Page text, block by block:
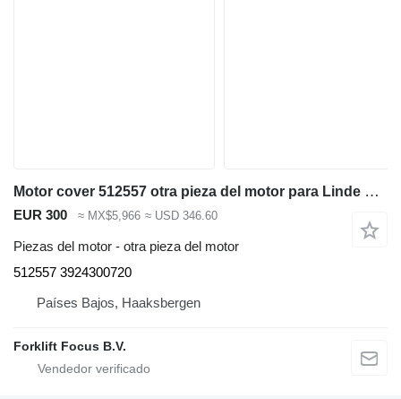
Motor cover 512557 otra pieza del motor para Linde H20-25/35 carretilla de gas
EUR 300 ≈ MX$5,966 ≈ USD 346.60
Piezas del motor - otra pieza del motor
512557 3924300720
Países Bajos, Haaksbergen
Forklift Focus B.V.